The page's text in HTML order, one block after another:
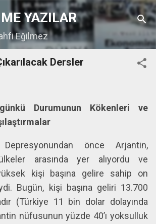
Ana içeriğe atla
YAZILAR
Eğilmez
Dersler
Durumunun Kökenleri ve
önce Arjantin,
arasında yer alıyordu ve
kişi başına gelire sahip on
Bugün, kişi başına geliri 13.700
(Türkiye 11 bin dolar dolayında
nüfusunun yüzde 40’ı yoksulluk